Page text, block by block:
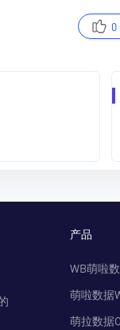
0
产品
WB萌啦
萌啦数据
萌拉数据